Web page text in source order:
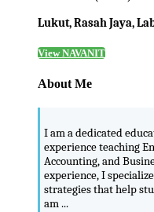
Lukut, Rasah Jaya,
View NAVANIT
About Me
I am a dedicated
experience teaching
Accounting, and
experience, I
strategies that help
am ...